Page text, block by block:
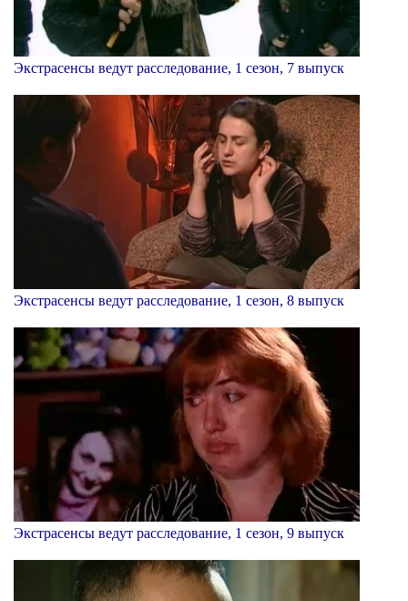
Экстрасенсы ведут расследование, 1 сезон, 7 выпуск
Экстрасенсы ведут расследование, 1 сезон, 8 выпуск
Экстрасенсы ведут расследование, 1 сезон, 9 выпуск